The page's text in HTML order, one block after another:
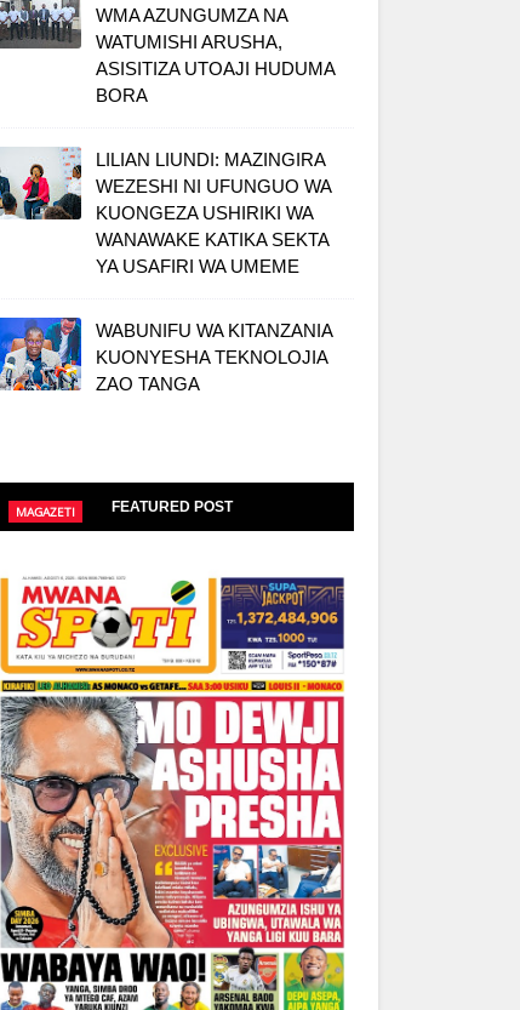
WMA AZUNGUMZA NA
WATUMISHI ARUSHA,
ASISITIZA UTOAJI HUDUMA
BORA
LILIAN LIUNDI: MAZINGIRA
WEZESHI NI UFUNGUO WA
KUONGEZA USHIRIKI WA
WANAWAKE KATIKA SEKTA
YA USAFIRI WA UMEME
WABUNIFU WA KITANZANIA
KUONYESHA TEKNOLOJIA
ZAO TANGA
FEATURED POST
MAGAZETI